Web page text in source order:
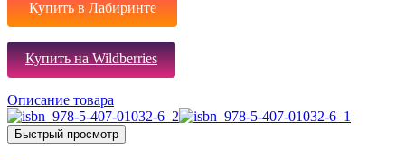
Купить в Лабиринте
Купить на Wildberries
Описание товара
Быстрый просмотр